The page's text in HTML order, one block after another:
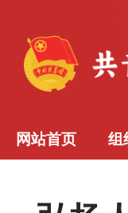
网站首页 组